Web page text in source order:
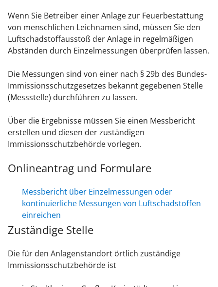
Wenn Sie Betreiber einer Anlage zur Feuerbestattung
von menschlichen Leichnamen sind, müssen Sie den
Luftschadstoffausstoß der Anlage in regelmäßigen
Abständen durch Einzelmessungen überprüfen lassen.
Die Messungen sind von einer nach § 29b des Bundes-
Immissionsschutzgesetzes bekannt gegebenen Stelle
(Messstelle) durchführen zu lassen.
Über die Ergebnisse müssen Sie einen Messbericht
erstellen und diesen der zuständigen
Immissionsschutzbehörde vorlegen.
Onlineantrag und Formulare
Messbericht über Einzelmessungen oder
kontinuierliche Messungen von Luftschadstoffen
einreichen
Zuständige Stelle
Die für den Anlagenstandort örtlich zuständige
Immissionsschutzbehörde ist